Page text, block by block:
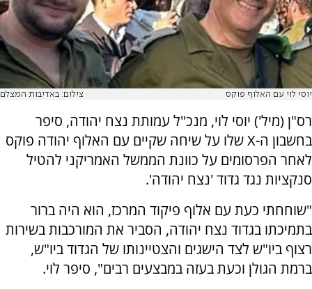
יוסי לוי עם האלוף פוקס צילום: באדיבות המצלם
רס"ן (מיל') יוסי לוי, מנכ"ל עמותת נצח יהודה, סיפר
בחשבון ה-X שלו על שיחה שקיים עם האלוף יהודה פוקס
לאחר הפרסומים על כוונת הממשל האמריקני להטיל
סנקציות נגד גדוד 'נצח יהודה'.
"שוחחתי כעת עם אלוף פיקוד המרכז, הוא היה ברור
בתמיכתו בגדוד נצח יהודה, הסביר את המורכבות בשירות
רצוף ביו"ש לצד הישגים והצטיינותו של הגדוד ביו"ש,
ברמת הגולן וכעת בעזה במבצעים רבים", סיפר לוי.